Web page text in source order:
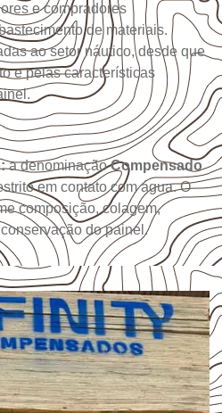
e compradores
de materiais.
ao setor náutico, desde que
e pelas características
a denominaçãoCompensado
em contato com água. O
composição, colagem,
do painel.